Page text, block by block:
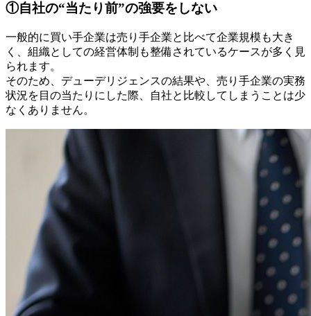
①自社の“当たり前”の強要をしない
一般的に買い手企業は売り手企業と比べて企業規模も大き
く、組織としての経営体制も整備されているケースが多く見
られます。
そのため、デューデリジェンスの結果や、売り手企業の実務
状況を目の当たりにした際、自社と比較してしまうことは少
なくありません。